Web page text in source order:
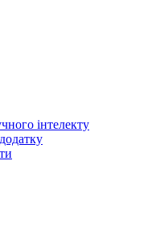
інтелекту